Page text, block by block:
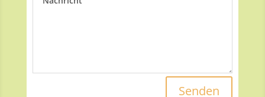
Senden